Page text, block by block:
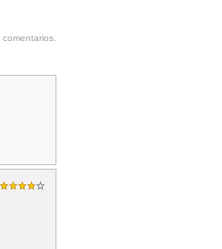
comentarios.